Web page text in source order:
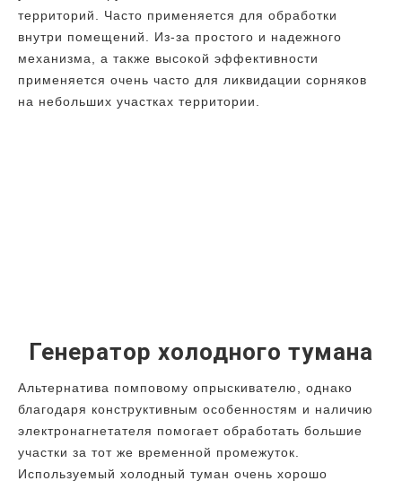
территорий. Часто применяется для обработки
внутри помещений. Из-за простого и надежного
механизма, а также высокой эффективности
применяется очень часто для ликвидации сорняков
на небольших участках территории.
Генератор холодного тумана
Альтернатива помповому опрыскивателю, однако
благодаря конструктивным особенностям и наличию
электронагнетателя помогает обработать большие
участки за тот же временной промежуток.
Используемый холодный туман очень хорошо